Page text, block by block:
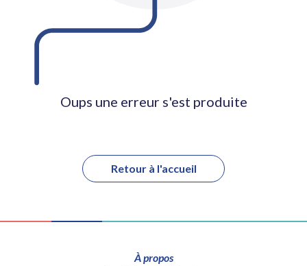
Oups une erreur s'est produite
Retour à l'accueil
À propos